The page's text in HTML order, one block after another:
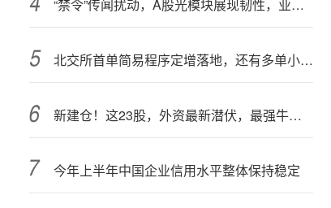
“禁令”传闻扰动，A股光模块展现韧性，业内人士：预计落地难度大
北交所首单简易程序定增落地，还有多单小额快速融资推进中
新建仓！这23股，外资最新潜伏，最强牛股在列
今年上半年中国企业信用水平整体保持稳定